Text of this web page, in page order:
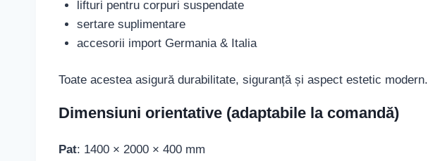
lifturi pentru corpuri suspendate
sertare suplimentare
accesorii import Germania & Italia
Toate acestea asigură durabilitate, siguranță și aspect estetic modern.
Dimensiuni orientative (adaptabile la comandă)
Pat: 1400 × 2000 × 400 mm